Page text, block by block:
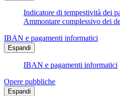
Indicatore di tempestività dei
Ammontare complessivo dei
IBAN e pagamenti informatici
Espandi
IBAN e pagamenti informatici
Opere pubbliche
Espandi